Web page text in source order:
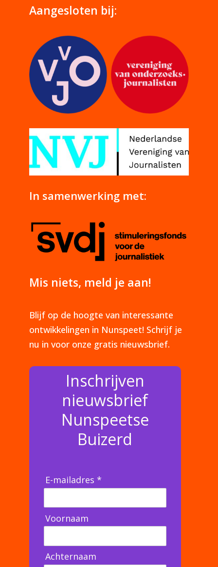
Aangesloten bij:
In samenwerking met:
Mis niets, meld je aan!
Blijf op de hoogte van interessante
ontwikkelingen in Nunspeet! Schrijf je
nu in voor onze gratis nieuwsbrief.
Inschrijven
nieuwsbrief
Nunspeetse
Buizerd
E-mailadres *
Voornaam
Achternaam